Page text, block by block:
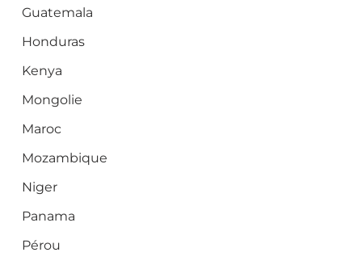
Guatemala
Honduras
Kenya
Mongolie
Maroc
Mozambique
Niger
Panama
Pérou